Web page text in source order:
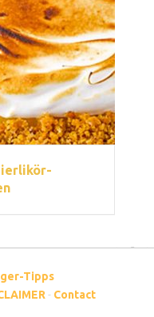
Tipps
- Contact